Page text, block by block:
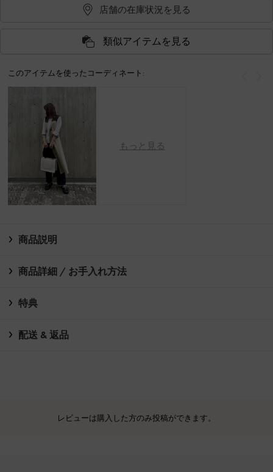
店舗の在庫状況を見る
類似アイテムを見る
このアイテムを使ったコーディネート:
もっと見る
商品説明
商品詳細 / お手入れ方法
特典
配送 & 返品
レビューは購入した方のみ投稿ができます。